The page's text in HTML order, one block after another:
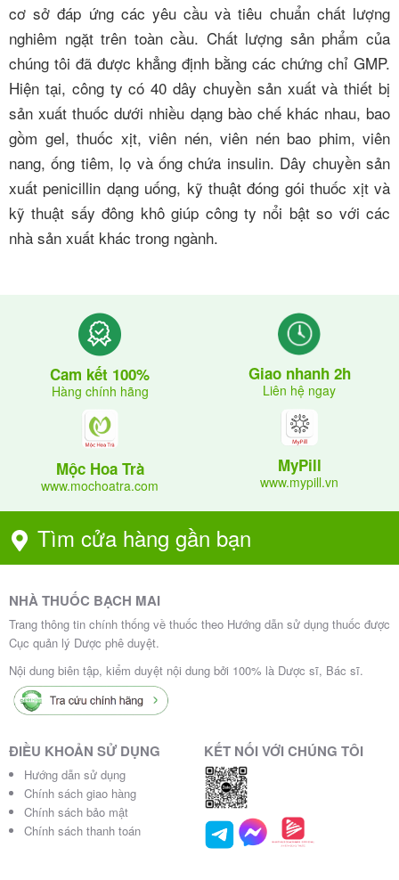
cơ sở đáp ứng các yêu cầu và tiêu chuẩn chất lượng
nghiêm ngặt trên toàn cầu. Chất lượng sản phẩm của
chúng tôi đã được khẳng định bằng các chứng chỉ GMP.
Hiện tại, công ty có 40 dây chuyền sản xuất và thiết bị
sản xuất thuốc dưới nhiều dạng bào chế khác nhau, bao
gồm gel, thuốc xịt, viên nén, viên nén bao phim, viên
nang, ống tiêm, lọ và ống chứa insulin. Dây chuyền sản
xuất penicillin dạng uống, kỹ thuật đóng gói thuốc xịt và
kỹ thuật sấy đông khô giúp công ty nổi bật so với các
nhà sản xuất khác trong ngành.
Cam kết 100%
Hàng chính hãng
Giao nhanh 2h
Liên hệ ngay
Mộc Hoa Trà
www.mochoatra.com
MyPill
www.mypill.vn
Tìm cửa hàng gần bạn
NHÀ THUỐC BẠCH MAI
Trang thông tin chính thống về thuốc theo Hướng dẫn sử dụng thuốc được
Cục quản lý Dược phê duyệt.
Nội dung biên tập, kiểm duyệt nội dung bởi 100% là Dược sĩ, Bác sĩ.
ĐIỀU KHOẢN SỬ DỤNG
Hướng dẫn sử dụng
Chính sách giao hàng
Chính sách bảo mật
Chính sách thanh toán
KẾT NỐI VỚI CHÚNG TÔI